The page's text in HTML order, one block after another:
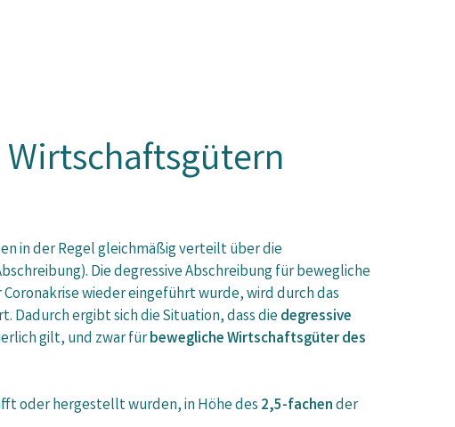
in der Regel gleichmäßig verteilt über die
Die degressive Abschreibung für bewegliche
wieder eingeführt wurde, wird durch das
Dadurch ergibt sich die Situation, dass diedegressive
gilt, und zwar fürbewegliche Wirtschaftsgüter des
oder hergestellt wurden, in Höhe des 2,5-fachender